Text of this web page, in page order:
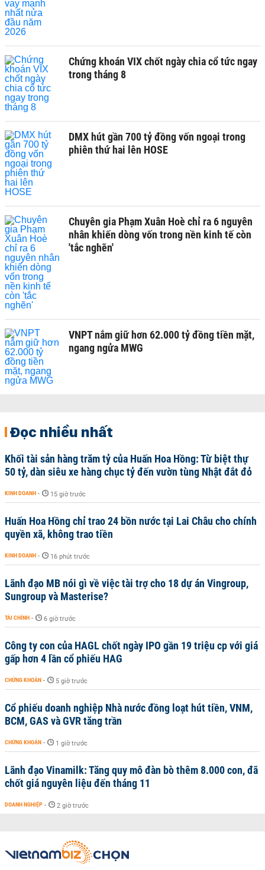
Chứng khoán VIX chốt ngày chia cổ tức ngay
trong tháng 8
DMX hút gần 700 tỷ đồng vốn ngoại trong
phiên thứ hai lên HOSE
Chuyên gia Phạm Xuân Hoè chỉ ra 6 nguyên
nhân khiến dòng vốn trong nền kinh tế còn
'tắc nghẽn'
VNPT nắm giữ hơn 62.000 tỷ đồng tiền mặt,
ngang ngửa MWG
Đọc nhiều nhất
Khối tài sản hàng trăm tỷ của Huấn Hoa Hồng: Từ biệt thự
50 tỷ, dàn siêu xe hàng chục tỷ đến vườn tùng Nhật đắt đỏ
KINH DOANH - 15 giờ trước
Huấn Hoa Hồng chỉ trao 24 bồn nước tại Lai Châu cho chính
quyền xã, không trao tiền
KINH DOANH - 16 phút trước
Lãnh đạo MB nói gì về việc tài trợ cho 18 dự án Vingroup,
Sungroup và Masterise?
TÀI CHÍNH - 6 giờ trước
Công ty con của HAGL chốt ngày IPO gần 19 triệu cp với giá
gấp hơn 4 lần cổ phiếu HAG
CHỨNG KHOÁN - 5 giờ trước
Cổ phiếu doanh nghiệp Nhà nước đồng loạt hút tiền, VNM,
BCM, GAS và GVR tăng trần
CHỨNG KHOÁN - 1 giờ trước
Lãnh đạo Vinamilk: Tăng quy mô đàn bò thêm 8.000 con, đã
chốt giá nguyên liệu đến tháng 11
DOANH NGHIỆP - 2 giờ trước